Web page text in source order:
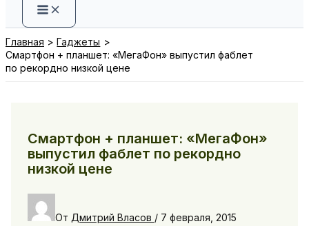
Главная
Гаджеты
Смартфон + планшет: «МегаФон» выпустил фаблет
по рекордно низкой цене
Смартфон + планшет: «МегаФон»
выпустил фаблет по рекордно
низкой цене
От Дмитрий Власов / 7 февраля, 2015